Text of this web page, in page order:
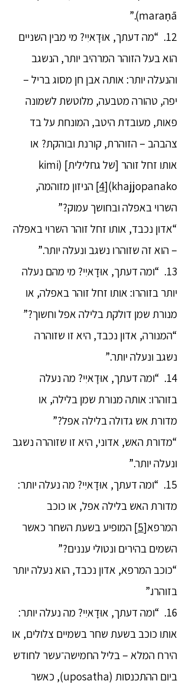
maraṇā).”
12. “מה דעתך, אוּדָאיִי? מי מבין השניים
הוא בעל הזוהר המרהיב יותר, הנשגב
והנעלה יותר: אותה אבן חן מסוג בריל –
יפה, טהורה מטבעה, מלוטשת לשמונה
פאות, מעובדת היטב, המונחת על בד
צהבהב – הזוהרת, קורנת ובוהקת? או
אותו זחל זוהר [של גחלילית] (kimi
khajjopanako)
[4]
הניזון מזוהמה,
השרוי באפלה ובחושך עמוק?”
“אדון נכבד, אותו זחל זוהר השרוי באפלה
– הוא זה שזוהרו נשגב ונעלה יותר.”
13. “ומה דעתך, אוּדָאיִי? מי מהם נעלה
יותר בזוהרו: אותו זחל זוהר באפלה, או
מנורת שמן דולקת בלילה אפל וחשוך?”
“המנורה, אדון נכבד, היא זו שזוהרה
נשגב ונעלה יותר.”
14. “ומה דעתך, אוּדָאיִי? מה נעלה
בזוהרו: אותה מנורת שמן בלילה, או
מדורת אש גדולה בלילה אפל?”
“מדורת האש, אדוני, היא זו שזוהרה נשגב
ונעלה יותר.”
15. “ומה דעתך, אוּדָאיִי? מה נעלה יותר:
מדורת האש בלילה אפל, או כוכב
המרפא[5]
המופיע בשעת השחר כאשר
השמים בהירים ונטולי עננים?”
“כוכב המרפא, אדון נכבד, הוא נעלה יותר
בזוהרו.”
16. “ומה דעתך, אוּדָאיִי? מה נעלה יותר:
אותו כוכב בשעת שחר בשמיים צלולים, או
הירח המלא – בליל החמישה־עשר לחודש
ביום ההתכנסות (uposatha), כאשר